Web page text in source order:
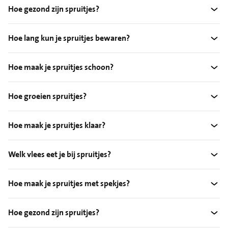
Hoe gezond zijn spruitjes?
Hoe lang kun je spruitjes bewaren?
Hoe maak je spruitjes schoon?
Hoe groeien spruitjes?
Hoe maak je spruitjes klaar?
Welk vlees eet je bij spruitjes?
Hoe maak je spruitjes met spekjes?
Hoe gezond zijn spruitjes?